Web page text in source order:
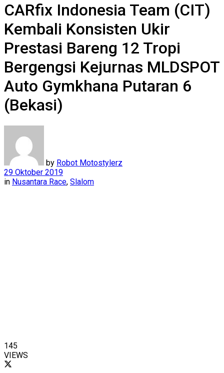
CARfix Indonesia Team (CIT)
Kembali Konsisten Ukir
Prestasi Bareng 12 Tropi
Bergengsi Kejurnas MLDSPOT
Auto Gymkhana Putaran 6
(Bekasi)
by Robot Motostylerz
29 Oktober 2019
in Nusantara Race, Slalom
145
VIEWS